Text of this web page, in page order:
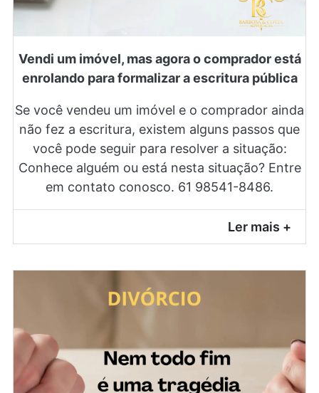
Vendi um imóvel, mas agora o comprador está
enrolando para formalizar a escritura pública
Se você vendeu um imóvel e o comprador ainda
não fez a escritura, existem alguns passos que
você pode seguir para resolver a situação:
Conhece alguém ou está nesta situação? Entre
em contato conosco. 61 98541-8486.
Ler mais +